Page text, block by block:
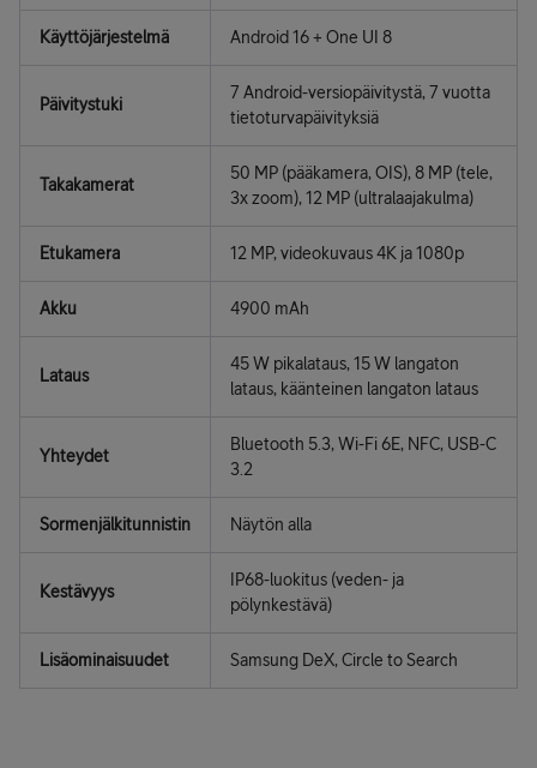
Käyttöjärjestelmä Android 16 + One UI 8
Päivitystuki
7 Android-versiopäivitystä, 7 vuotta
tietoturvapäivityksiä
Takakamerat
50 MP (pääkamera, OIS), 8 MP (tele,
3x zoom), 12 MP (ultralaajakulma)
Etukamera 12 MP, videokuvaus 4K ja 1080p
Akku 4900 mAh
Lataus
45 W pikalataus, 15 W langaton
lataus, käänteinen langaton lataus
Yhteydet
Bluetooth 5.3, Wi-Fi 6E, NFC, USB-C
3.2
Sormenjälkitunnistin Näytön alla
Kestävyys
IP68-luokitus (veden- ja
pölynkestävä)
Lisäominaisuudet Samsung DeX, Circle to Search